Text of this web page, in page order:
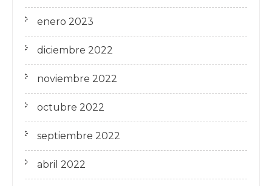
enero 2023
diciembre 2022
noviembre 2022
octubre 2022
septiembre 2022
abril 2022